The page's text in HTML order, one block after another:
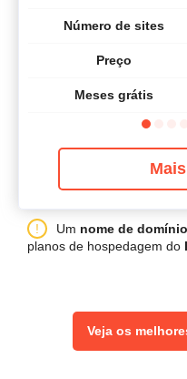
Número de sites
Preço
Meses grátis
Um nome de
planos de hospedagem do
Veja os